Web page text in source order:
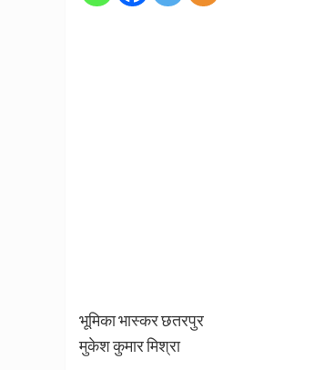
भूमिका भास्कर छतरपुर
मुकेश कुमार मिश्रा